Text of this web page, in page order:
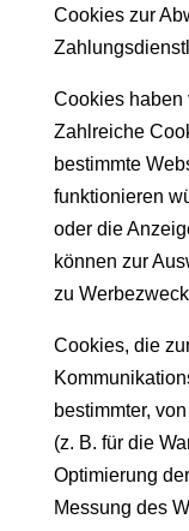
Cookies zur
Cookies haben
Zahlreiche
bestimmte
funktionieren
oder die
können zur
zu
Cookies, die
bestimmter,
(z. B. für die
Optimierung
Messung des